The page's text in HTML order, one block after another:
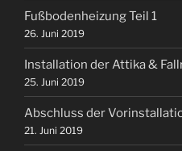
Fußbodenheizung Teil 1
26. Juni 2019
Installation der Attika &
25. Juni 2019
Abschluss der
21. Juni 2019